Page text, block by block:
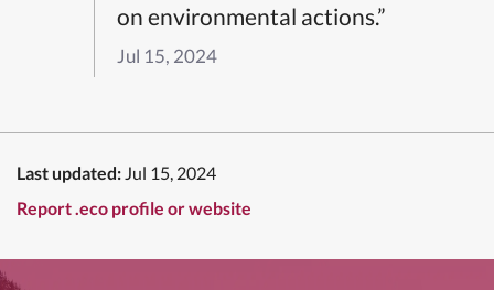
on environmental actions.”
Jul 15, 2024
Last updated: Jul 15, 2024
Report .eco profile or website